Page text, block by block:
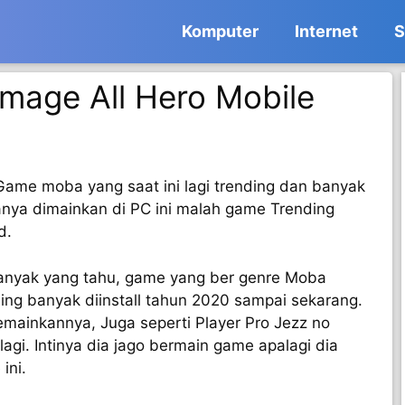
Komputer Internet
All Hero Mobile
moba yang saat ini lagi trending dan banyak
dimainkan di PC ini malah game Trending
yang tahu, game yang ber genre Moba
banyak diinstall tahun 2020 sampai sekarang.
Juga seperti Player Pro Jezz no
Intinya dia jago bermain game apalagi dia
ini.